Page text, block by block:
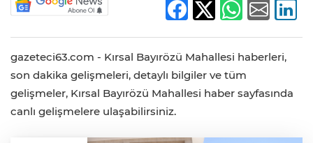
gazeteci63.com - Kırsal Bayırözü Mahallesi haberleri,
son dakika gelişmeleri, detaylı bilgiler ve tüm
gelişmeler, Kırsal Bayırözü Mahallesi haber sayfasında
canlı gelişmelere ulaşabilirsiniz.